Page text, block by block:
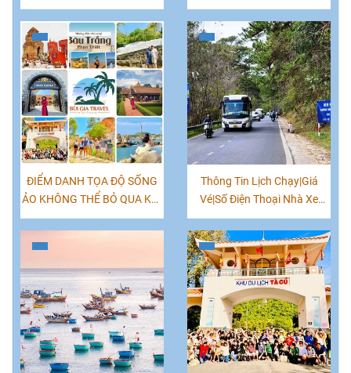
Tâm TP. Phan Thiết
Thiết|0847070777
ĐIỂM DANH TỌA ĐỘ SỐNG
ẢO KHÔNG THỂ BỎ QUA KHI
CHECK-IN MŨI NÉ PHAN
Thông Tin Lịch Chạy|Giá
Vé|Số Điện Thoại Nhà Xe
Tuyến Đà Lạt Phan Thiết